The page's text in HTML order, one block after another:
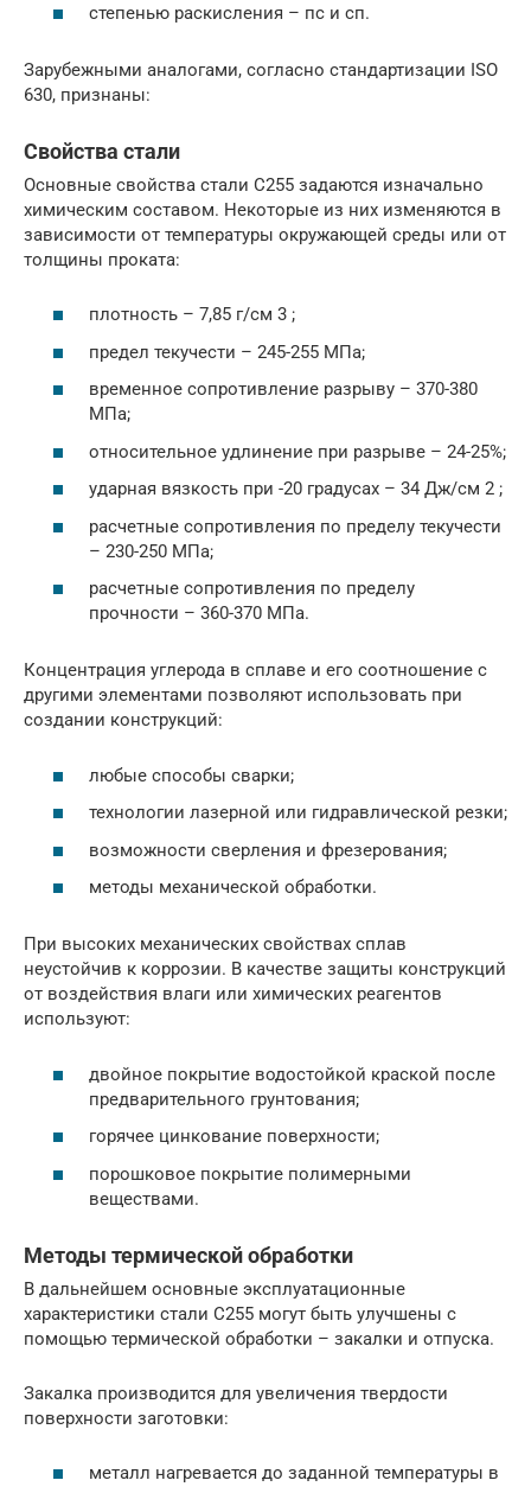
степенью раскисления – пс и сп.
Зарубежными аналогами, согласно стандартизации ISO
630, признаны:
Свойства стали
Основные свойства стали С255 задаются изначально
химическим составом. Некоторые из них изменяются в
зависимости от температуры окружающей среды или от
толщины проката:
плотность – 7,85 г/см 3 ;
предел текучести – 245-255 МПа;
временное сопротивление разрыву – 370-380
МПа;
относительное удлинение при разрыве – 24-25%;
ударная вязкость при -20 градусах – 34 Дж/см 2 ;
расчетные сопротивления по пределу текучести
– 230-250 МПа;
расчетные сопротивления по пределу
прочности – 360-370 МПа.
Концентрация углерода в сплаве и его соотношение с
другими элементами позволяют использовать при
создании конструкций:
любые способы сварки;
технологии лазерной или гидравлической резки;
возможности сверления и фрезерования;
методы механической обработки.
При высоких механических свойствах сплав
неустойчив к коррозии. В качестве защиты конструкций
от воздействия влаги или химических реагентов
используют:
двойное покрытие водостойкой краской после
предварительного грунтования;
горячее цинкование поверхности;
порошковое покрытие полимерными
веществами.
Методы термической обработки
В дальнейшем основные эксплуатационные
характеристики стали С255 могут быть улучшены с
помощью термической обработки – закалки и отпуска.
Закалка производится для увеличения твердости
поверхности заготовки:
металл нагревается до заданной температуры в